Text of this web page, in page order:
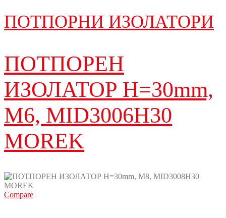
ПОТПОРНИ ИЗОЛАТОРИ
ПОТПОРЕН
ИЗОЛАТОР H=30mm,
M6, MID3006H30
MOREK
Compare